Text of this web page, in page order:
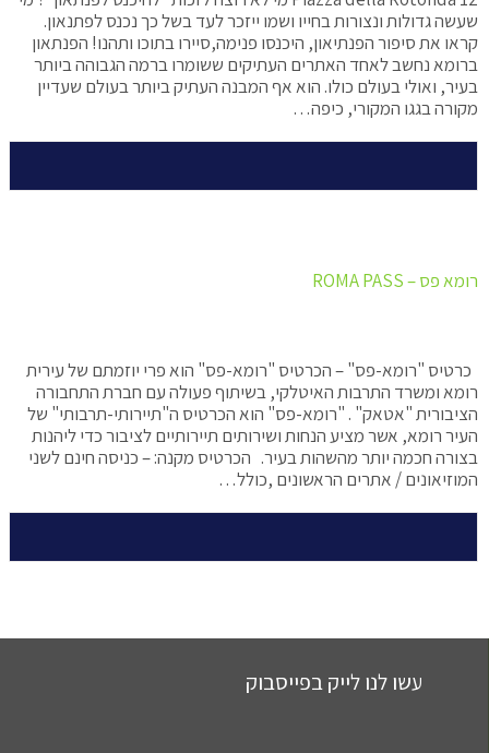
שעשה גדולות ונצורות בחייו ושמו ייזכר לעד בשל כך נכנס לפתנאון.
קראו את סיפור הפנתיאון, היכנסו פנימה,סיירו בתוכו ותהנו! הפנתאון
ברומא נחשב לאחד האתרים העתיקים ששומרו ברמה הגבוהה ביותר
בעיר, ואולי בעולם כולו. הוא אף המבנה העתיק ביותר בעולם שעדיין
מקורה בגגו המקורי, כיפה…
רומא פס – ROMA PASS
כרטיס "רומא-פס" – הכרטיס "רומא-פס" הוא פרי יוזמתם של עירית
רומא ומשרד התרבות האיטלקי, בשיתוף פעולה עם חברת התחבורה
הציבורית "אטאק" . "רומא-פס" הוא הכרטיס ה"תיירותי-תרבותי" של
העיר רומא, אשר מציע הנחות ושירותים תיירותיים לציבור כדי ליהנות
בצורה חכמה יותר מהשהות בעיר. הכרטיס מקנה: – כניסה חינם לשני
המוזיאונים / אתרים הראשונים ,כולל…
עשו לנו לייק בפייסבוק